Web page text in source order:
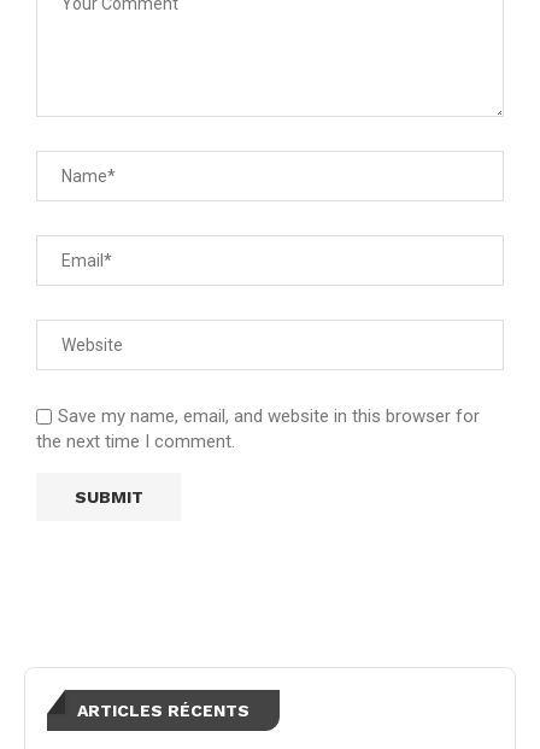
Save my name, email, and website in this browser for
the next time I comment.
ARTICLES RÉCENTS